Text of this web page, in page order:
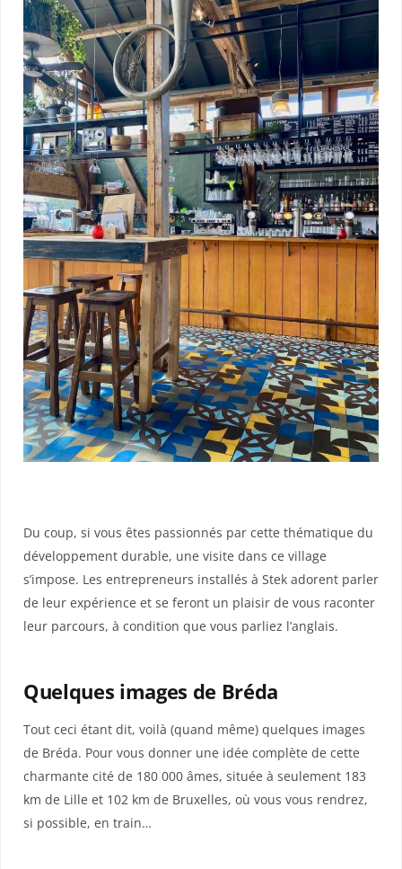
Du coup, si vous êtes passionnés par cette thématique du
développement durable, une visite dans ce village
s’impose. Les entrepreneurs installés à Stek adorent parler
de leur expérience et se feront un plaisir de vous raconter
leur parcours, à condition que vous parliez l’anglais.
Quelques images de Bréda
Tout ceci étant dit, voilà (quand même) quelques images
de Bréda. Pour vous donner une idée complète de cette
charmante cité de 180 000 âmes, située à seulement 183
km de Lille et 102 km de Bruxelles, où vous vous rendrez,
si possible, en train…